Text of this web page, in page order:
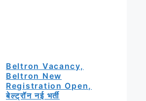
Beltron Vacancy,
Beltron New
Registration Open,
बेल्ट्रॉन नई भर्ती